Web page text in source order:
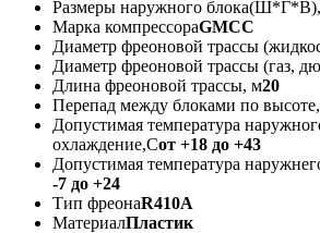
Размеры наружного
Марка компрессораGMCC
Диаметр фреоновой трассы
Диаметр фреоновой трассы (газ,
Длина фреоновой трассы, м20
Перепад между блоками по
Допустимая температура
охлаждение,Сот +18 до +43
Допустимая температура
-7 до +24
Тип фреонаR410А
МатериалПластик